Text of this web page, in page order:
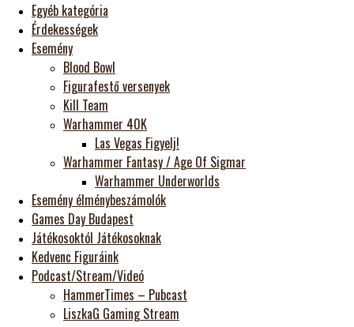
Egyéb kategória
Érdekességek
Esemény
Blood Bowl
Figurafestő versenyek
Kill Team
Warhammer 40K
Las Vegas Figyelj!
Warhammer Fantasy / Age Of Sigmar
Warhammer Underworlds
Esemény élménybeszámolók
Games Day Budapest
Játékosoktól Játékosoknak
Kedvenc Figuráink
Podcast/Stream/Videó
HammerTimes – Pubcast
LiszkaG Gaming Stream